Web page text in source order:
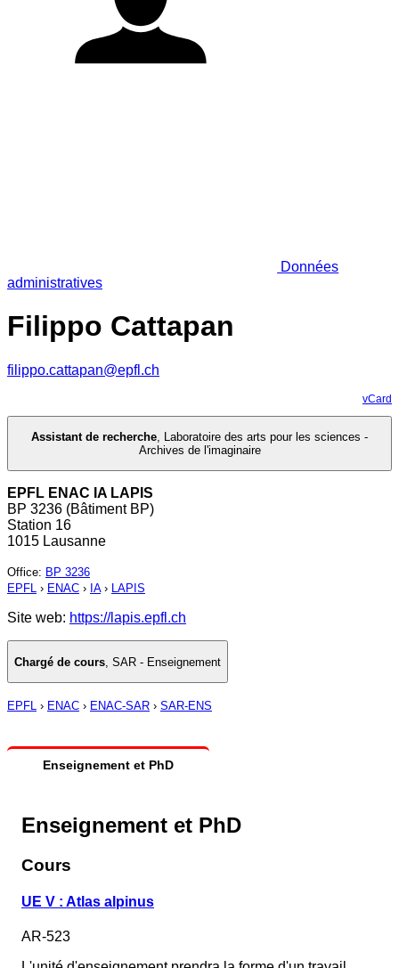
Données
administratives
Filippo Cattapan
filippo.cattapan@epfl.ch
vCard
Assistant de recherche, Laboratoire des arts pour les sciences -
Archives de l'imaginaire
EPFL ENAC IA LAPIS
BP 3236 (Bâtiment BP)
Station 16
1015 Lausanne
Office: BP 3236
EPFL › ENAC › IA› LAPIS
Site web: https://lapis.epfl.ch
Chargé de cours SAR - Enseignement
EPFL › ENAC › ENAC-SAR › SAR-ENS
Enseignement et PhD
Enseignement et PhD
Cours
UE V : Atlas alpinus
AR-523